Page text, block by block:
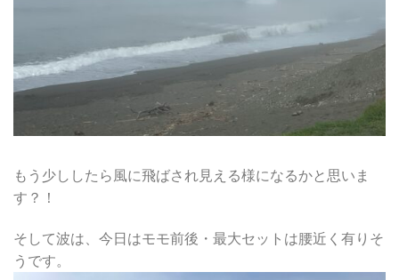
もう少ししたら風に飛ばされ見える様になるかと思いま
す？！
そして波は、今日はモモ前後・最大セットは腰近く有りそ
うです。